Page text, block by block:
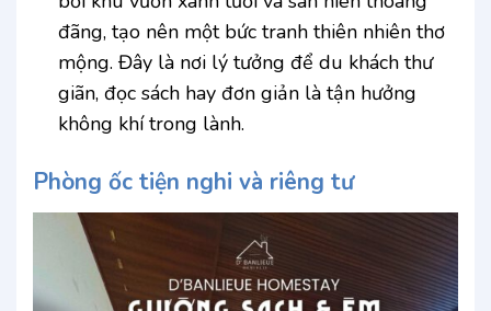
đãng, tạo nên một bức tranh thiên nhiên thơ
mộng. Đây là nơi lý tưởng để du khách thư
giãn, đọc sách hay đơn giản là tận hưởng
không khí trong lành.
Phòng ốc tiện nghi và riêng tư